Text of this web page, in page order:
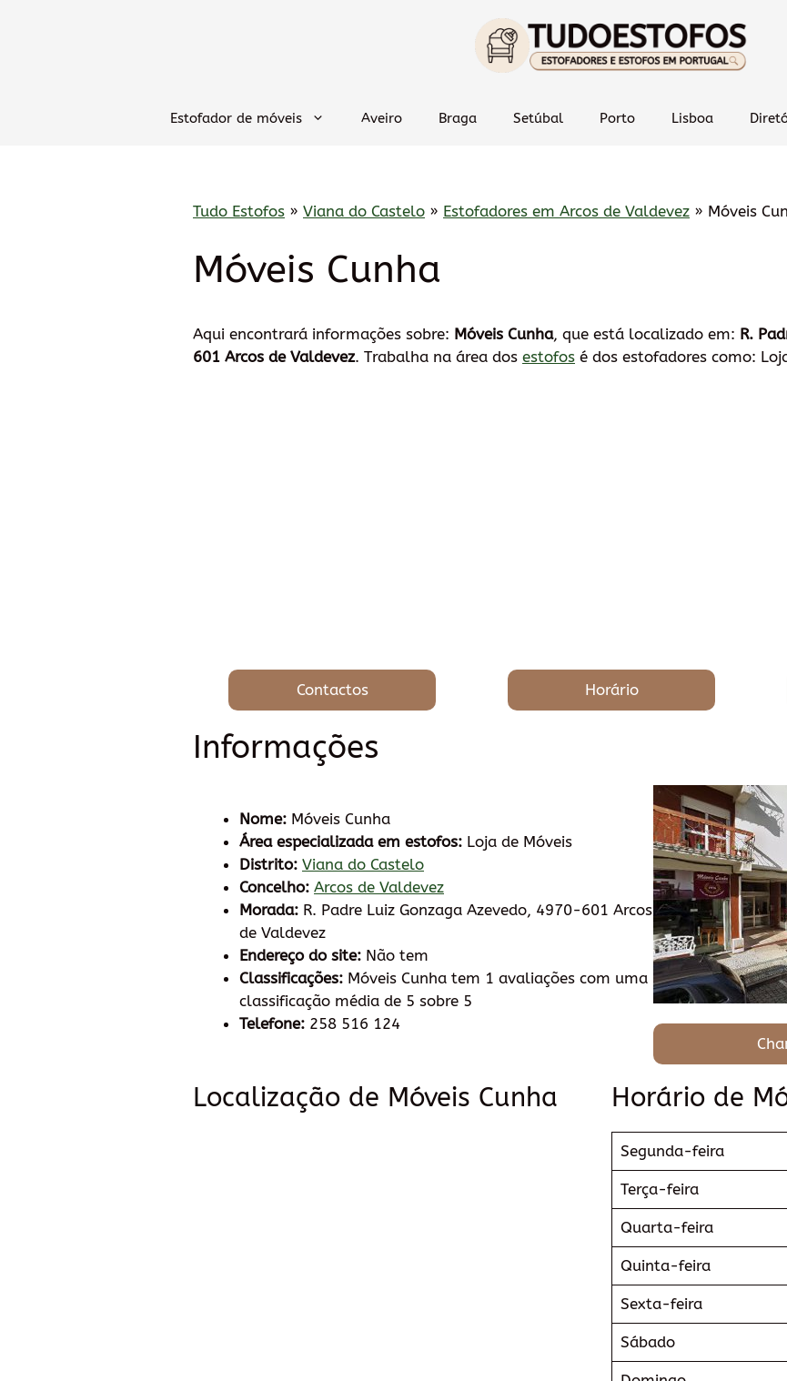
Estofador de móveis Aveiro Braga Setúbal Porto Lisboa
Tudo Estofos » Viana do Castelo » Estofadores em Arcos de Valdevez » Móveis
Móveis Cunha
Aqui encontrará informações sobre: Móveis Cunha, que está localizado em: R.
601 Arcos de Valdevez. Trabalha na área dos estofos é dos estofadores como:
Contactos Horário
Informações
Nome: Móveis Cunha
Área especializada em estofos: Loja de Móveis
Distrito: Viana do Castelo
Concelho: Arcos de Valdevez
Morada: R. Padre Luiz Gonzaga Azevedo, 4970-601 Arcos
de Valdevez
Endereço do site: Não tem
Classificações: Móveis Cunha tem 1 avaliações com uma
classificação média de 5 sobre 5
Telefone: 258 516 124
Localização de Móveis Cunha Horário de
Segunda-feira
Terça-feira
Quarta-feira
Quinta-feira
Sexta-feira
Sábado